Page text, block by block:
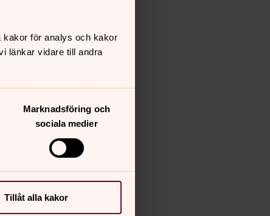
kakor för analys och kakor
länkar vidare till andra
Marknadsföring och
sociala medier
Tillåt alla kakor